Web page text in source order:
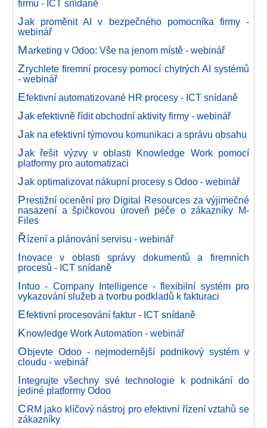
firmu - ICT snídaně
Jak proměnit AI v bezpečného pomocníka firmy -
webinář
Marketing v Odoo: Vše na jenom místě - webinář
Zrychlete firemní procesy pomocí chytrých AI systémů
- webinář
Efektivní automatizované HR procesy - ICT snídaně
Jak efektivně řídit obchodní aktivity firmy - webinář
Jak na efektivní týmovou komunikaci a správu obsahu
Jak řešit výzvy v oblasti Knowledge Work pomocí
platformy pro automatizaci
Jak optimalizovat nákupní procesy s Odoo - webinář
Prestižní ocenění pro Digital Resources za výjimečné
nasazení a špičkovou úroveň péče o zákazníky M-
Files
Řízení a plánování servisu - webinář
Inovace v oblasti správy dokumentů a firemních
procesů - ICT snídaně
Intuo - Company Intelligence - flexibilní systém pro
vykazování služeb a tvorbu podkladů k fakturaci
Efektivní procesování faktur - ICT snídaně
Knowledge Work Automation - webinář
O bjevte Odoo - nejmodernější podnikový systém v
cloudu - webinář
Integrujte všechny své technologie k podnikání do
jediné platformy Odoo
C RM jako klíčový nástroj pro efektivní řízení vztahů se
zákazníky